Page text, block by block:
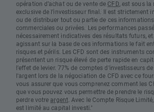
opération d’achat ou de vente de CFD , est sous
exclusive de l’investisseur final. Il est strictement
ou de distribuer tout ou partie de ces
commerciales ou privées. Les performances
nécessairement indicatives des résultats futurs,
agissant sur la base de ces informations le fait
risques et périls. Les CFD sont des instruments
présentent un risque élevé de perte rapide en
l'effet de levier. 77% de comptes d'investisseurs
l'argent lors de la négociation de CFD avec ce
vous assurer que vous comprenez comment les
que vous pouvez vous permettre de prendre le
perdre votre argent. Avec le Compte Risque
est limité au capital investi."